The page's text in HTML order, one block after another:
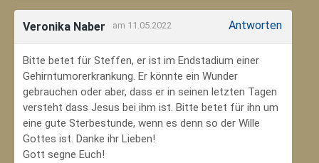
Veronika Naber am 11.05.2022 Antworten
Bitte betet für Steffen, er ist im Endstadium einer
Gehirntumorerkrankung. Er könnte ein Wunder
gebrauchen oder aber, dass er in seinen letzten Tagen
versteht dass Jesus bei ihm ist. Bitte betet für ihn um
eine gute Sterbestunde, wenn es denn so der Wille
Gottes ist. Danke ihr Lieben!
Gott segne Euch!